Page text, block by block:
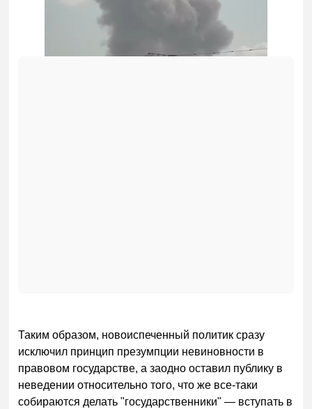
Таким образом, новоиспеченный политик сразу
исключил принцип презумпции невиновности в
правовом государстве, а заодно оставил публику в
неведении относительно того, что же все-таки
собираются делать "государственники" — вступать в